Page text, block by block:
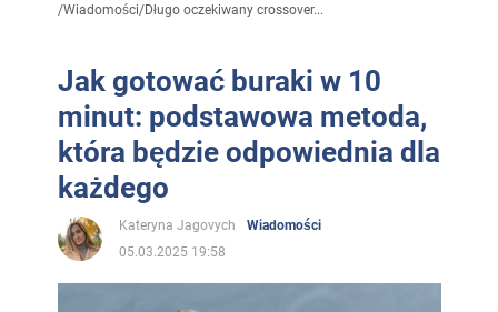
/Wiadomości/Długo oczekiwany crossover...
Jak gotować buraki w 10
minut: podstawowa metoda,
która będzie odpowiednia dla
każdego
Kateryna Jagovych
Wiadomości
05.03.2025 19:58